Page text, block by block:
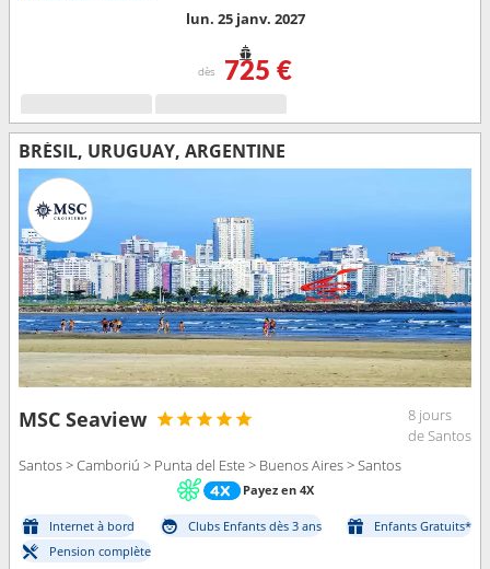
lun. 25 janv. 2027
dès 725 €
BRÉSIL, URUGUAY, ARGENTINE
MSC Seaview
8 jours
de Santos
Santos > Camboriú > Punta del Este > Buenos Aires > Santos
Payez en 4X
Internet à bord Clubs Enfants dès 3 ans
Enfants Gratuits*
Pension complète